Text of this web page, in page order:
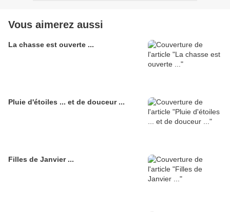
Vous aimerez aussi
La chasse est ouverte ...
Pluie d'étoiles ... et de douceur ...
Filles de Janvier ...